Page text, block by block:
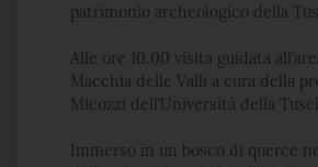
patrimonio archeologico della
Alle ore 10.00 visita guidata
Macchia delle Valli a cura della
Micozzi dell’Università della
Immerso in un bosco di querce